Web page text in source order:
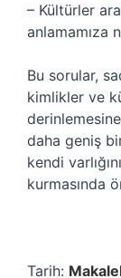
– Kültürler
anlamamıza
Bu sorular,
kimlikler ve
daha geniş
kendi
kurmasında
Tarih: